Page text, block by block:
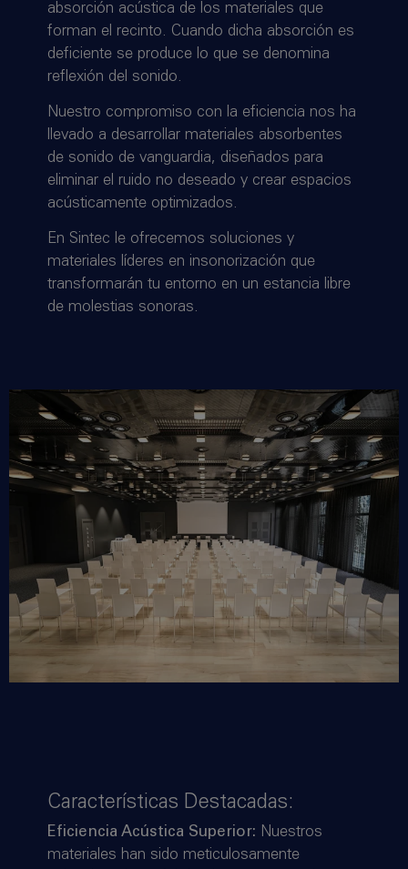
absorción acústica de los materiales que
forman el recinto. Cuando dicha absorción es
deficiente se produce lo que se denomina
reflexión del sonido.
Nuestro compromiso con la eficiencia nos ha
llevado a desarrollar materiales absorbentes
de sonido de vanguardia, diseñados para
eliminar el ruido no deseado y crear espacios
acústicamente optimizados.
En Sintec le ofrecemos soluciones y
materiales líderes en insonorización que
transformarán tu entorno en un estancia libre
de molestias sonoras.
Características Destacadas:
Eficiencia Acústica Superior: Nuestros
materiales han sido meticulosamente